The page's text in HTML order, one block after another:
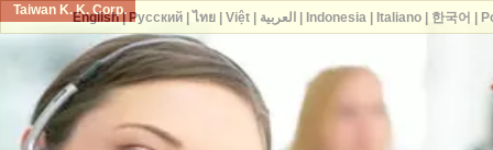
Taiwan K. K. Corp.
English| Русский| ไทย| Việt| العربية Indonesia| Italiano| 한국어